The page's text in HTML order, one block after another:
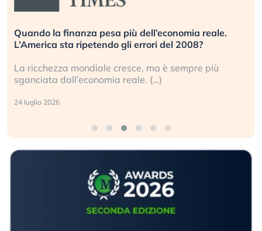
Quando la finanza pesa più dell’economia reale.
L’America sta ripetendo gli errori del 2008?
La ricchezza mondiale cresce, ma è sempre più
sganciata dall’economia reale. (…)
24 luglio 2026